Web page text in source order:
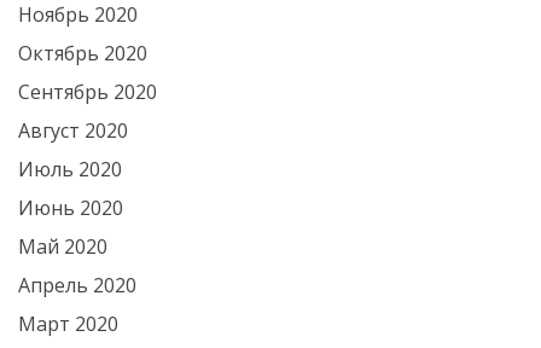
Ноябрь 2020
Октябрь 2020
Сентябрь 2020
Август 2020
Июль 2020
Июнь 2020
Май 2020
Апрель 2020
Март 2020